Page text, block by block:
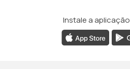
Instale a aplicação